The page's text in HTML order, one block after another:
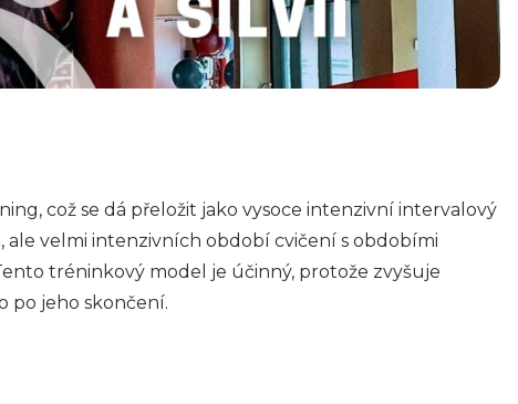
což se dá přeložit jako vysoce intenzivní intervalový
velmi intenzivních období cvičení s obdobími
tréninkový model je účinný, protože zvyšuje
po jeho skončení.